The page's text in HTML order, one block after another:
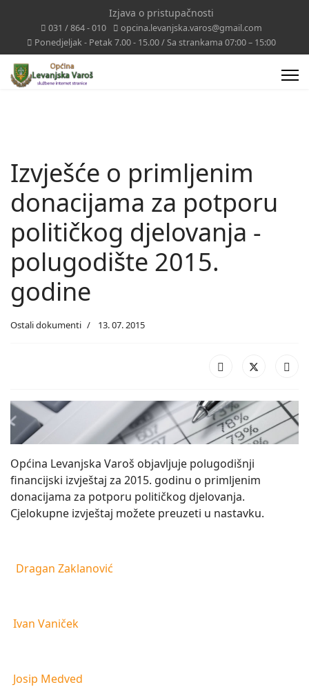
Izjava o pristupačnosti
031 / 864 - 010
opcina.levanjska.varos@gmail.com
Ponedjeljak - Petak 7.00 - 15.00 / Sa strankama 07:00 – 15:00
Izvješće o primljenim
donacijama za potporu
političkog djelovanja -
polugodište 2015.
godine
Ostali dokumenti 13. 07. 2015
Općina Levanjska Varoš objavljuje polugodišnji
financijski izvještaj za 2015. godinu o primljenim
donacijama za potporu političkog djelovanja.
Cjelokupne izvještaj možete preuzeti u nastavku.
Dragan Zaklanović
Ivan Vaniček
Josip Medved